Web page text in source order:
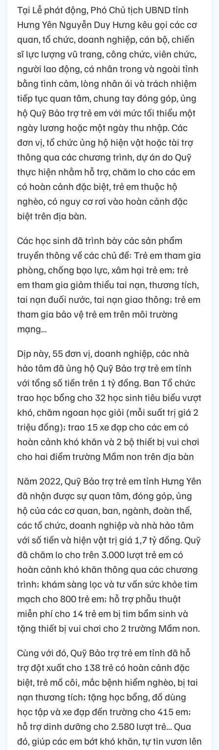
Tại Lễ phát động, Phó Chủ tịch UBND tỉnh
Hưng Yên Nguyễn Duy Hưng kêu gọi các cơ
quan, tổ chức, doanh nghiệp, cán bộ, chiến
sĩ lực lượng vũ trang, công chức, viên chức,
người lao động, cá nhân trong và ngoài tỉnh
bằng tình cảm, lòng nhân ái và trách nhiệm
tiếp tục quan tâm, chung tay đóng góp, ủng
hộ Quỹ Bảo trợ trẻ em với mức tối thiểu một
ngày lương hoặc một ngày thu nhập. Các
đơn vị, tổ chức ủng hộ hiện vật hoặc tài trợ
thông qua các chương trình, dự án do Quỹ
thực hiện nhằm hỗ trợ, chăm lo cho các em
có hoàn cảnh đặc biệt, trẻ em thuộc hộ
nghèo, có nguy cơ rơi vào hoàn cảnh đặc
biệt trên địa bàn.
Các học sinh đã trình bày các sản phẩm
truyền thông về các chủ đề: Trẻ em tham gia
phòng, chống bạo lực, xâm hại trẻ em; trẻ
em tham gia giảm thiểu tai nạn, thương tích,
tai nạn đuối nước, tai nạn giao thông; trẻ em
tham gia bảo vệ trẻ em trên môi trường
mạng...
Dịp này, 55 đơn vị, doanh nghiệp, các nhà
hảo tâm đã ủng hộ Quỹ Bảo trợ trẻ em tỉnh
với tổng số tiền trên 1 tỷ đồng. Ban Tổ chức
trao học bổng cho 32 học sinh tiêu biểu vượt
khó, chăm ngoan học giỏi (mỗi suất trị giá 2
triệu đồng); trao 15 xe đạp cho các em có
hoàn cảnh khó khăn và 2 bộ thiết bị vui chơi
cho hai điểm trường Mầm non trên địa bàn
Năm 2022, Quỹ Bảo trợ trẻ em tỉnh Hưng Yên
đã nhận được sự quan tâm, đóng góp, ủng
hộ của các cơ quan, ban, ngành, đoàn thể,
các tổ chức, doanh nghiệp và nhà hảo tâm
với số tiền và hiện vật trị giá 1,7 tỷ đồng. Quỹ
đã chăm lo cho trên 3.000 lượt trẻ em có
hoàn cảnh khó khăn thông qua các chương
trình; khám sàng lọc và tư vấn sức khỏe tim
mạch cho 800 trẻ em; hỗ trợ phẫu thuật
miễn phí cho 14 trẻ em bị tim bẩm sinh và
tặng thiết bị vui chơi cho 2 trường Mầm non.
Cùng với đó, Quỹ Bảo trợ trẻ em tỉnh đã hỗ
trợ đột xuất cho 138 trẻ có hoàn cảnh đặc
biệt, trẻ mồ côi, mắc bệnh hiểm nghèo, bị tai
nạn thương tích; tặng học bổng, đồ dùng
học tập và xe đạp đến trường cho 415 em;
hỗ trợ dinh dưỡng cho 2.580 lượt trẻ... Qua
đó, giúp các em bớt khó khăn, tự tin vươn lên